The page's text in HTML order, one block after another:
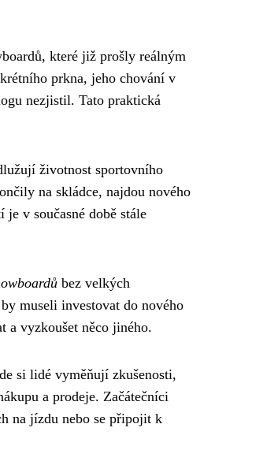
které již prošly reálným
prkna, jeho chování v
nezjistil. Tato praktická
životnost sportovního
na skládce, najdou nového
v současné době stále
bez velkých
museli investovat do nového
a vyzkoušet něco jiného.
si lidé vyměňují zkušenosti,
a prodeje. Začátečníci
na jízdu nebo se připojit k